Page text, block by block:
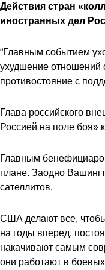
Действия стран
иностранных дел
“Главным событием
ухудшение отношений
противостояние с
Глава российского
Россией на поле боя»
Главным
плане. Заодно
сателлитов.
США делают все, чтобы
на годы вперед,
накачивают самым
они работают в